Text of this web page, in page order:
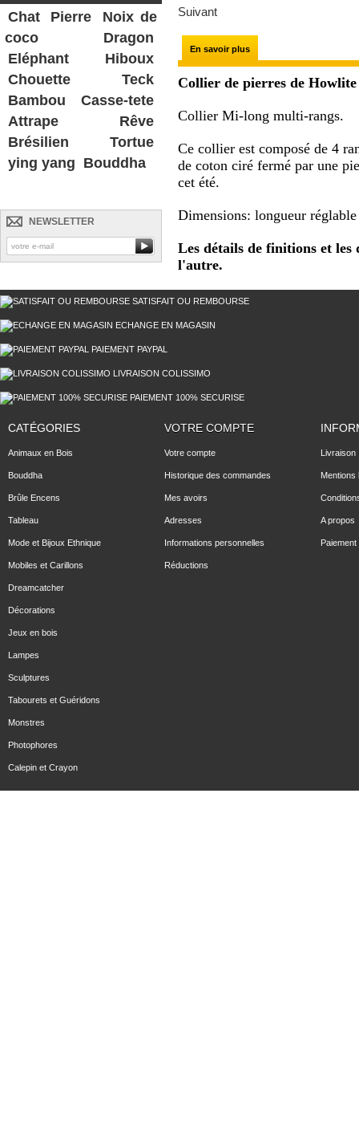
Chat Pierre
Noix de
coco
Dragon
Eléphant
Hiboux
Chouette
Teck
Bambou
Casse-tete
Attrape Rêve
Brésilien
Tortue
ying yang Bouddha
NEWSLETTER
Suivant
En savoir plus
Collier de pierres de Howlite
Collier Mi-long multi-rangs.
Ce collier est composé de 4
de coton ciré fermé par une
cet été.
Dimensions: longueur
Les détails de finitions et
l'autre.
SATISFAIT OU REMBOURSE
ECHANGE EN MAGASIN
PAIEMENT PAYPAL
LIVRAISON COLISSIMO
PAIEMENT 100% SECURISE
CATÉGORIES
Animaux en Bois
Bouddha
Brûle Encens
Tableau
Mode et Bijoux Ethnique
Mobiles et Carillons
Dreamcatcher
Décorations
Jeux en bois
Lampes
Sculptures
Tabourets et Guéridons
Monstres
Photophores
Calepin et Crayon
VOTRE COMPTE
Votre compte
Historique des commandes
Mes avoirs
Adresses
Informations personnelles
Réductions
Livraison
Mentions
A propos